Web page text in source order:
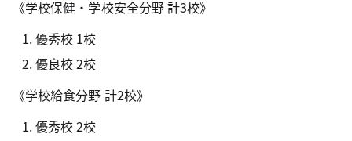
《学校保健・学校安全分野 計3校》
優秀校 1校
優良校 2校
《学校給食分野 計2校》
優秀校 2校